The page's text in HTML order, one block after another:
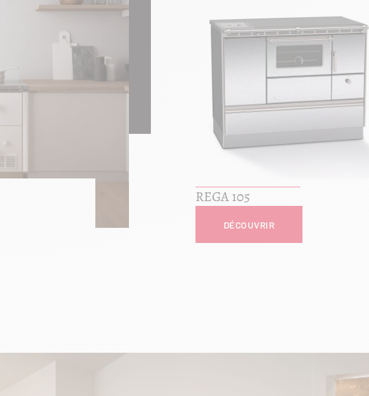
REGA 105
DÉCOUVRIR